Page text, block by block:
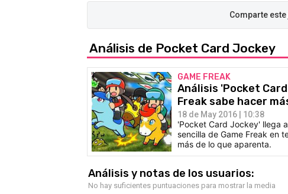
Análisis de Pocket Card Jockey
GAME FREAK
Análisis 'Pocket
Freak sabe hacer
18 de May 2016 | 10:38
'Pocket Card Jockey' llega
sencilla de Game Freak en
más de lo que aparenta.
Análisis y notas de los usuarios:
No hay suficientes puntuaciones para mostrar la media